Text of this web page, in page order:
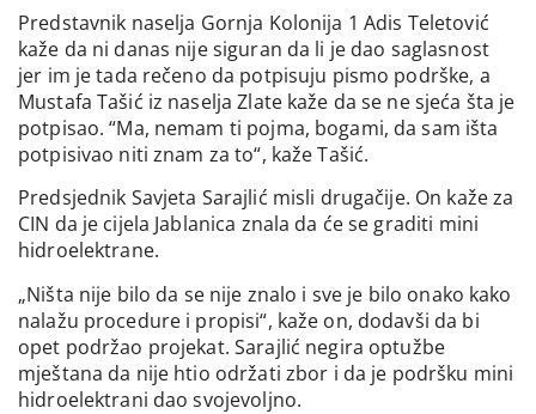
Predstavnik naselja Gornja Kolonija 1 Adis Teletović
kaže da ni danas nije siguran da li je dao saglasnost
jer im je tada rečeno da potpisuju pismo podrške, a
Mustafa Tašić iz naselja Zlate kaže da se ne sjeća šta je
potpisao. “Ma, nemam ti pojma, bogami, da sam išta
potpisivao niti znam za to“, kaže Tašić.
Predsjednik Savjeta Sarajlić misli drugačije. On kaže za
CIN da je cijela Jablanica znala da će se graditi mini
hidroelektrane.
„Ništa nije bilo da se nije znalo i sve je bilo onako kako
nalažu procedure i propisi“, kaže on, dodavši da bi
opet podržao projekat. Sarajlić negira optužbe
mještana da nije htio održati zbor i da je podršku mini
hidroelektrani dao svojevoljno.